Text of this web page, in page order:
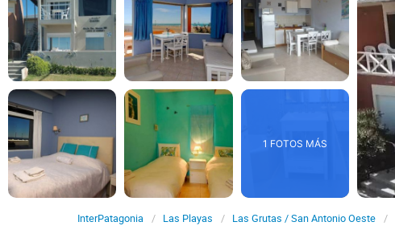
1 FOTOS MÁS
InterPatagonia Las Playas Las Grutas / San Antonio Oeste